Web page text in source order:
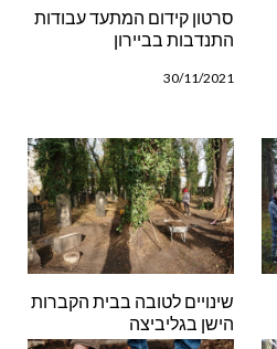
סרטון קידום המתעד עבודות
התנדבות בביירון
30/11/2021
שינויים לטובה בבית הקברות
הישן בגליביצה